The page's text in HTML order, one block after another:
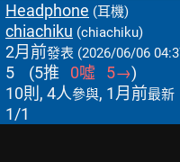
Headphone (耳機)
chiachiku (chiachiku)
2月前發表 (2026/06/06
5 (5推 0噓 5→)
10則, 4人參與, 1月前最新
1/1